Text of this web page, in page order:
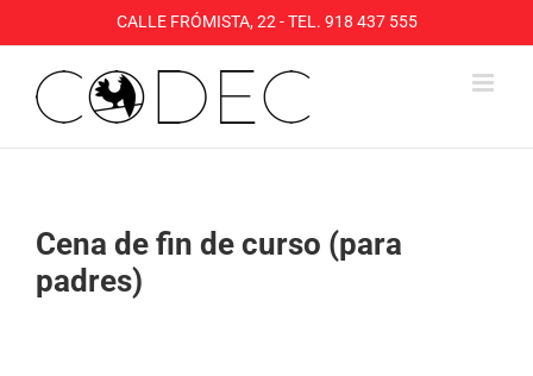
al
contenido
CALLE FRÓMISTA, 22 - TEL. 918 437 555
Cena de fin de curso (para
padres)